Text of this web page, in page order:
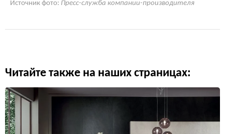
Источник фото: Пресс-служба компании-производителя
Читайте также на наших страницах: